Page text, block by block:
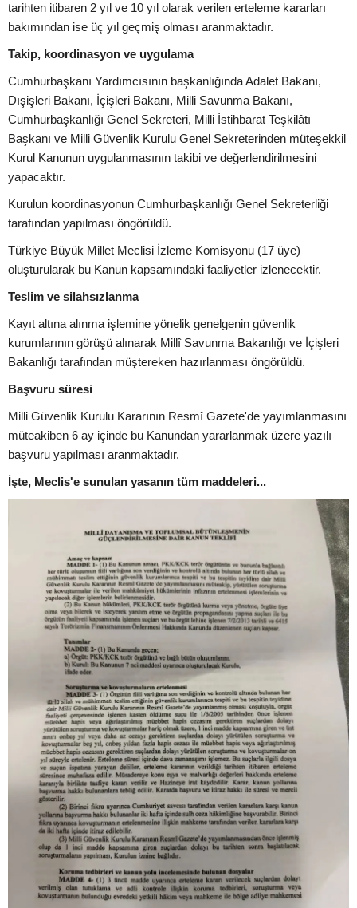
tarihten itibaren 2 yıl ve 10 yıl olarak verilen erteleme kararları
bakımından ise üç yıl geçmiş olması aranmaktadır.
Takip, koordinasyon ve uygulama
Cumhurbaşkanı Yardımcısının başkanlığında Adalet Bakanı,
Dışişleri Bakanı, İçişleri Bakanı, Milli Savunma Bakanı,
Cumhurbaşkanlığı Genel Sekreteri, Milli İstihbarat Teşkilâtı
Başkanı ve Milli Güvenlik Kurulu Genel Sekreterinden müteşekkil
Kurul Kanunun uygulanmasının takibi ve değerlendirilmesini
yapacaktır.
Kurulun koordinasyonun Cumhurbaşkanlığı Genel Sekreterliği
tarafından yapılması öngörüldü.
Türkiye Büyük Millet Meclisi İzleme Komisyonu (17 üye)
oluşturularak bu Kanun kapsamındaki faaliyetler izlenecektir.
Teslim ve silahsızlanma
Kayıt altına alınma işlemine yönelik genelgenin güvenlik
kurumlarının görüşü alınarak Millî Savunma Bakanlığı ve İçişleri
Bakanlığı tarafından müştereken hazırlanması öngörüldü.
Başvuru süresi
Milli Güvenlik Kurulu Kararının Resmî Gazete'de yayımlanmasını
müteakiben 6 ay içinde bu Kanundan yararlanmak üzere yazılı
başvuru yapılması aranmaktadır.
İşte, Meclis'e sunulan yasanın tüm maddeleri...